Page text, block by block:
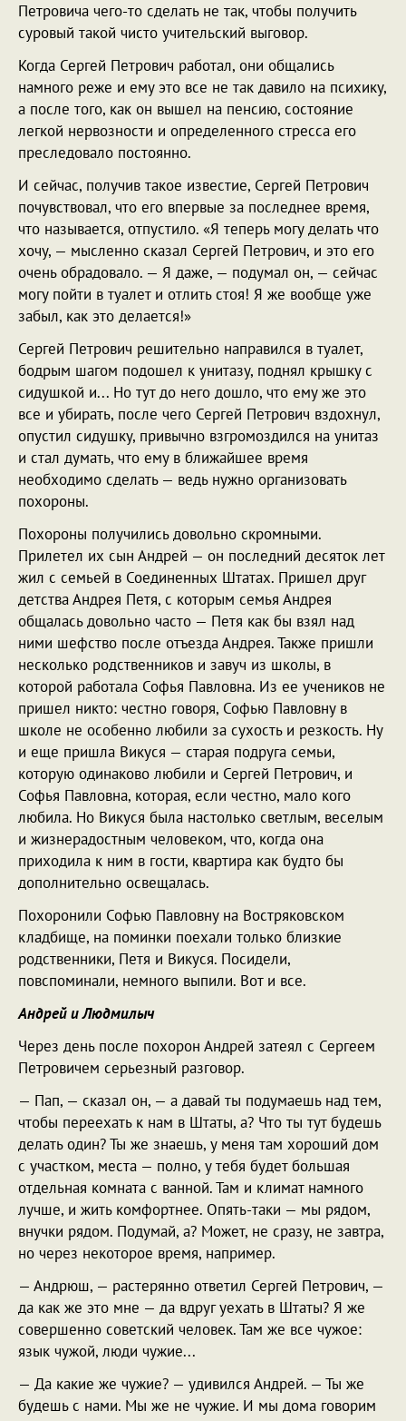
Петровича чего-то сделать не так, чтобы получить
суровый такой чисто учительский выговор.
Когда Сергей Петрович работал, они общались
намного реже и ему это все не так давило на психику,
а после того, как он вышел на пенсию, состояние
легкой нервозности и определенного стресса его
преследовало постоянно.
И сейчас, получив такое известие, Сергей Петрович
почувствовал, что его впервые за последнее время,
что называется, отпустило. «Я теперь могу делать что
хочу, — мысленно сказал Сергей Петрович, и это его
очень обрадовало. — Я даже, — подумал он, — сейчас
могу пойти в туалет и отлить стоя! Я же вообще уже
забыл, как это делается!»
Сергей Петрович решительно направился в туалет,
бодрым шагом подошел к унитазу, поднял крышку с
сидушкой и... Но тут до него дошло, что ему же это
все и убирать, после чего Сергей Петрович вздохнул,
опустил сидушку, привычно взгромоздился на унитаз
и стал думать, что ему в ближайшее время
необходимо сделать — ведь нужно организовать
похороны.
Похороны получились довольно скромными.
Прилетел их сын Андрей — он последний десяток лет
жил с семьей в Соединенных Штатах. Пришел друг
детства Андрея Петя, с которым семья Андрея
общалась довольно часто — Петя как бы взял над
ними шефство после отъезда Андрея. Также пришли
несколько родственников и завуч из школы, в
которой работала Софья Павловна. Из ее учеников не
пришел никто: честно говоря, Софью Павловну в
школе не особенно любили за сухость и резкость. Ну
и еще пришла Викуся — старая подруга семьи,
которую одинаково любили и Сергей Петрович, и
Софья Павловна, которая, если честно, мало кого
любила. Но Викуся была настолько светлым, веселым
и жизнерадостным человеком, что, когда она
приходила к ним в гости, квартира как будто бы
дополнительно освещалась.
Похоронили Софью Павловну на Востряковском
кладбище, на поминки поехали только близкие
родственники, Петя и Викуся. Посидели,
повспоминали, немного выпили. Вот и все.
Андрей и Людмилыч
Через день после похорон Андрей затеял с Сергеем
Петровичем серьезный разговор.
— Пап, — сказал он, — а давай ты подумаешь над тем,
чтобы переехать к нам в Штаты, а? Что ты тут будешь
делать один? Ты же знаешь, у меня там хороший дом
с участком, места — полно, у тебя будет большая
отдельная комната с ванной. Там и климат намного
лучше, и жить комфортнее. Опять-таки — мы рядом,
внучки рядом. Подумай, а? Может, не сразу, не завтра,
но через некоторое время, например.
— Андрюш, — растерянно ответил Сергей Петрович, —
да как же это мне — да вдруг уехать в Штаты? Я же
совершенно советский человек. Там же все чужое:
язык чужой, люди чужие...
— Да какие же чужие? — удивился Андрей. — Ты же
будешь с нами. Мы же не чужие. И мы дома говорим